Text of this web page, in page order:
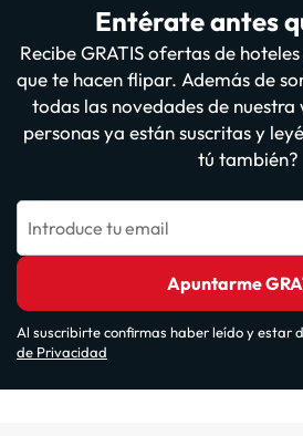
Entérate antes
Recibe GRATIS ofertas de
que te hacen flipar. Además de
todas las novedades de
personas ya están suscritas y
tú también?
Introduce tu email
Apuntarme
Al suscribirte confirmas haber leído y estar
de Privacidad